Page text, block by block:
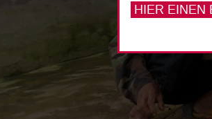
HIER EINEN